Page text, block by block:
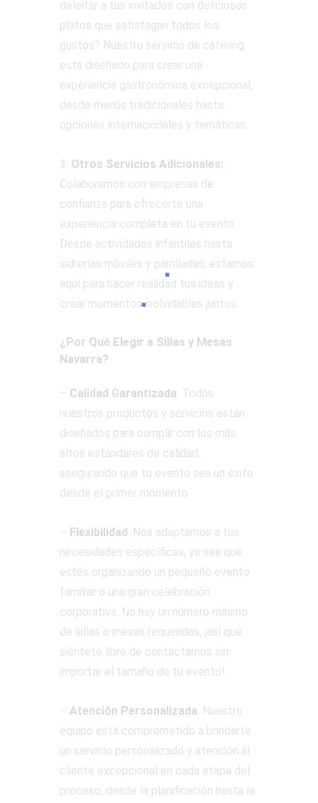
deleitar a tus invitados con deliciosos
platos que satisfagan todos los
gustos? Nuestro servicio de catering
está diseñado para crear una
experiencia gastronómica excepcional,
desde menús tradicionales hasta
opciones internacionales y temáticas.
3. Otros Servicios Adicionales:
Colaboramos con empresas de
confianza para ofrecerte una
experiencia completa en tu evento.
Desde actividades infantiles hasta
sidrerías móviles y parrilladas, estamos
aquí para hacer realidad tus ideas y
crear momentos inolvidables juntos.
¿Por Qué Elegir a Sillas y Mesas
Navarra?
– Calidad Garantizada: Todos
nuestros productos y servicios están
diseñados para cumplir con los más
altos estándares de calidad,
asegurando que tu evento sea un éxito
desde el primer momento.
– Flexibilidad: Nos adaptamos a tus
necesidades específicas, ya sea que
estés organizando un pequeño evento
familiar o una gran celebración
corporativa. No hay un número mínimo
de sillas o mesas requeridas, ¡así que
siéntete libre de contactarnos sin
importar el tamaño de tu evento!
– Atención Personalizada: Nuestro
equipo está comprometido a brindarte
un servicio personalizado y atención al
cliente excepcional en cada etapa del
proceso, desde la planificación hasta la